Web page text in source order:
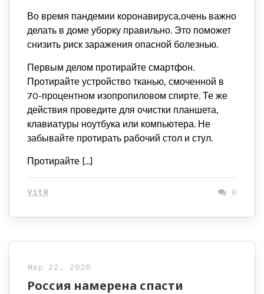
Во время пандемии коронавируса,очень важно
делать в доме уборку правильно. Это поможет
снизить риск заражения опасной болезнью.
Первым делом протирайте смартфон.
Протирайте устройство тканью, смоченной в
70-процентном изопропиловом спирте. Те же
действия проведите для очистки планшета,
клавиатуры ноутбука или компьютера. Не
забывайте протирать рабочий стол и стул.
Протирайте […]
VitR 0
Мар 22, 2020
Россия намерена спасти